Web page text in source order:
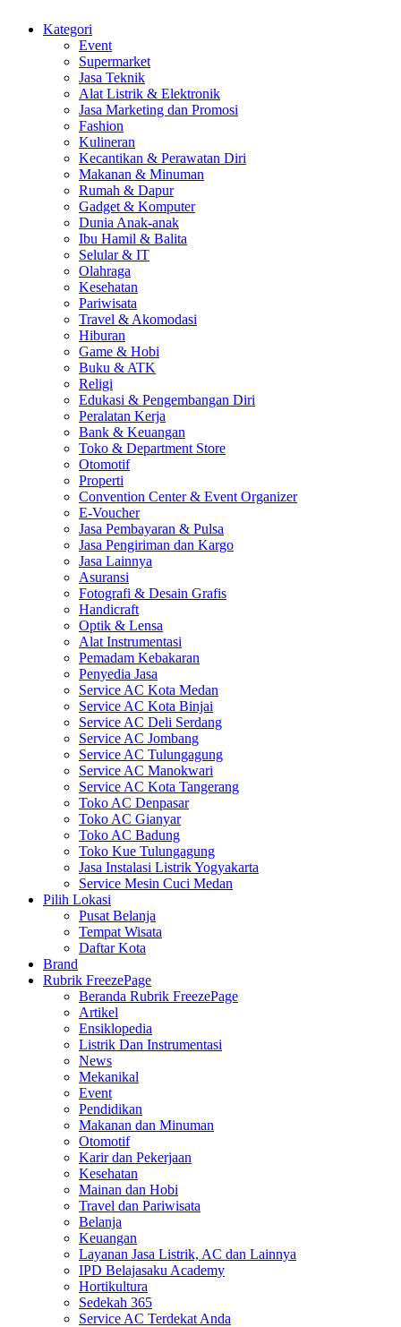
Kategori
Event
Supermarket
Jasa Teknik
Alat Listrik & Elektronik
Jasa Marketing dan Promosi
Fashion
Kulineran
Kecantikan & Perawatan Diri
Makanan & Minuman
Rumah & Dapur
Gadget & Komputer
Dunia Anak-anak
Ibu Hamil & Balita
Selular & IT
Olahraga
Kesehatan
Pariwisata
Travel & Akomodasi
Hiburan
Game & Hobi
Buku & ATK
Religi
Edukasi & Pengembangan Diri
Peralatan Kerja
Bank & Keuangan
Toko & Department Store
Otomotif
Properti
Convention Center & Event Organizer
E-Voucher
Jasa Pembayaran & Pulsa
Jasa Pengiriman dan Kargo
Jasa Lainnya
Asuransi
Fotografi & Desain Grafis
Handicraft
Optik & Lensa
Alat Instrumentasi
Pemadam Kebakaran
Penyedia Jasa
Service AC Kota Medan
Service AC Kota Binjai
Service AC Deli Serdang
Service AC Jombang
Service AC Tulungagung
Service AC Manokwari
Service AC Kota Tangerang
Toko AC Denpasar
Toko AC Gianyar
Toko AC Badung
Toko Kue Tulungagung
Jasa Instalasi Listrik Yogyakarta
Service Mesin Cuci Medan
Pilih Lokasi
Pusat Belanja
Tempat Wisata
Daftar Kota
Brand
Rubrik FreezePage
Beranda Rubrik FreezePage
Artikel
Ensiklopedia
Listrik Dan Instrumentasi
News
Mekanikal
Event
Pendidikan
Makanan dan Minuman
Otomotif
Karir dan Pekerjaan
Kesehatan
Mainan dan Hobi
Travel dan Pariwisata
Belanja
Keuangan
Layanan Jasa Listrik, AC dan Lainnya
IPD Belajasaku Academy
Hortikultura
Sedekah 365
Service AC Terdekat Anda